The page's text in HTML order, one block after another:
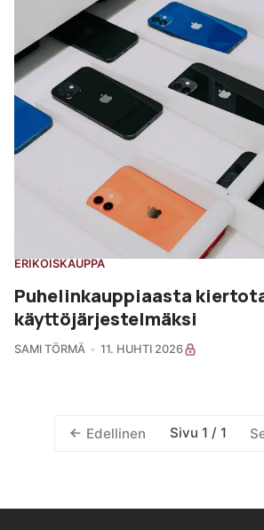
ERIKOISKAUPPA
Puhelinkauppiaasta
käyttöjärjestelmäksi
SAMI TÖRMÄ 11. HUHTI 2026
Edellinen Sivu 1 / 1